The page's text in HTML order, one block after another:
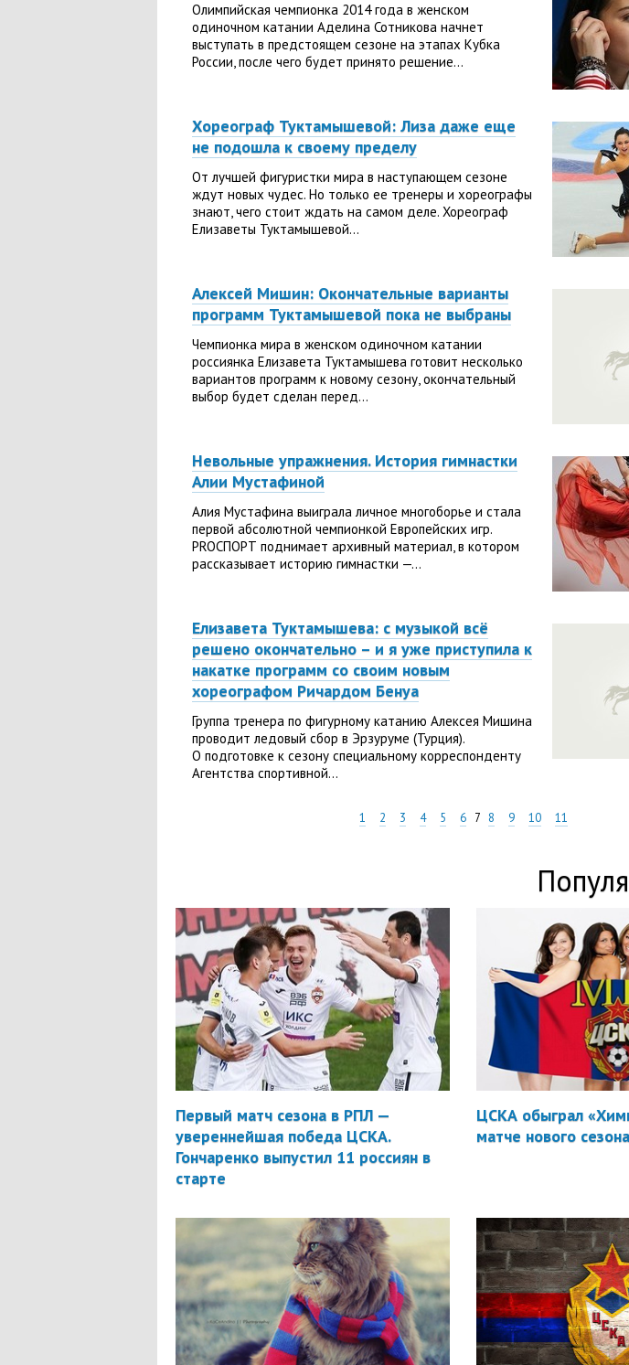
Олимпийская чемпионка 2014 года в женском
одиночном катании Аделина Сотникова начнет
выступать в предстоящем сезоне на этапах Кубка
России, после чего будет принято решение...
Хореограф Туктамышевой: Лиза даже еще
не подошла к своему пределу
От лучшей фигуристки мира в наступающем сезоне
ждут новых чудес. Но только ее тренеры и хореографы
знают, чего стоит ждать на самом деле. Хореограф
Елизаветы Туктамышевой...
Алексей Мишин: Окончательные варианты
программ Туктамышевой пока не выбраны
Чемпионка мира в женском одиночном катании
россиянка Елизавета Туктамышева готовит несколько
вариантов программ к новому сезону, окончательный
выбор будет сделан перед...
Невольные упражнения. История гимнастки
Алии Мустафиной
Алия Мустафина выиграла личное многоборье и стала
первой абсолютной чемпионкой Европейских игр.
PROСПОРТ поднимает архивный материал, в котором
рассказывает историю гимнастки —...
Елизавета Туктамышева: с музыкой всё
решено окончательно – и я уже приступила к
накатке программ со своим новым
хореографом Ричардом Бенуа
Группа тренера по фигурному катанию Алексея Мишина
проводит ледовый сбор в Эрзуруме (Турция).
О подготовке к сезону специальному корреспонденту
Агентства спортивной...
1 2 3 4 5 6 7 8 9 10 11
Первый матч сезона в РПЛ —
увереннейшая победа ЦСКА.
Гончаренко выпустил 11 россиян в
старте
ЦСКА обыграл
матче нового